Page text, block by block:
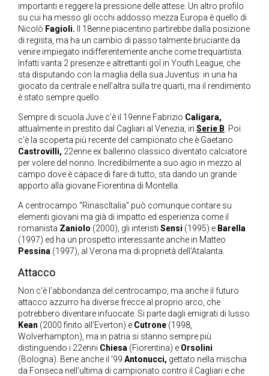
importanti e reggere la pressione delle attese. Un altro profilo
su cui ha messo gli occhi addosso mezza Europa è quello di
Nicolò Fagioli. Il 18enne piacentino partirebbe dalla posizione
di regista, ma ha un cambio di passo talmente bruciante da
venire impiegato indifferentemente anche come trequartista.
Infatti vanta 2 presenze e altrettanti gol in Youth League, che
sta disputando con la maglia della sua Juventus: in una ha
giocato da centrale e nell’altra sulla tre quarti, ma il rendimento
è stato sempre quello.
Sempre di scuola Juve c’è il 19enne Fabrizio Caligara,
attualmente in prestito dal Cagliari al Venezia, in Serie B . Poi
c’è la scoperta più recente del campionato che è Gaetano
Castrovilli, 22enne ex ballerino classico diventato calciatore
per volere del nonno. Incredibilmente a suo agio in mezzo al
campo dove è capace di fare di tutto, sta dando un grande
apporto alla giovane Fiorentina di Montella.
A centrocampo “RinascItalia” può comunque contare su
elementi giovani ma già di impatto ed esperienza come il
romanista Zaniolo (2000), gli interisti Sensi (1995) e Barella
(1997) ed ha un prospetto interessante anche in Matteo
Pessina (1997), al Verona ma di proprietà dell’Atalanta.
Attacco
Non c’è l’abbondanza del centrocampo, ma anche il futuro
attacco azzurro ha diverse frecce al proprio arco, che
potrebbero diventare infuocate. Si parte dagli emigrati di lusso
Kean (2000 finito all’Everton) e Cutrone (1998,
Wolverhampton), ma in patria si stanno sempre più
distinguendo i 22enni Chiesa (Fiorentina) e Orsolini
(Bologna). Bene anche il ’99 Antonucci, gettato nella mischia
da Fonseca nell’ultima di campionato contro il Cagliari e che